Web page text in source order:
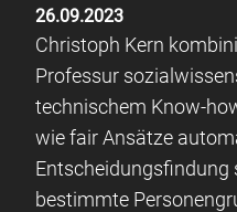
26.09.2023
Christoph Kern
Professur
technischem Know-
wie fair Ansätze
Entscheidungsfindung
bestimmte